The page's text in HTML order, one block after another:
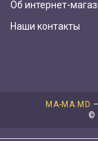
Об интернет-
Наши контакты
MA-MA.MD
©